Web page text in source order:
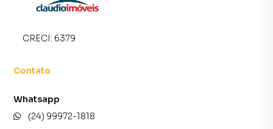
Mansa. Aqui você encontra milhares de ofertas para
vida.
segurança e tranquilidade. Na Claudio Imóveis você
mesmo não estando na cidade e com a praticidade de
fazer tudo online, direto do seu computador ou
CRECI: 6379
Contato
Whatsapp
(24) 99972-1818